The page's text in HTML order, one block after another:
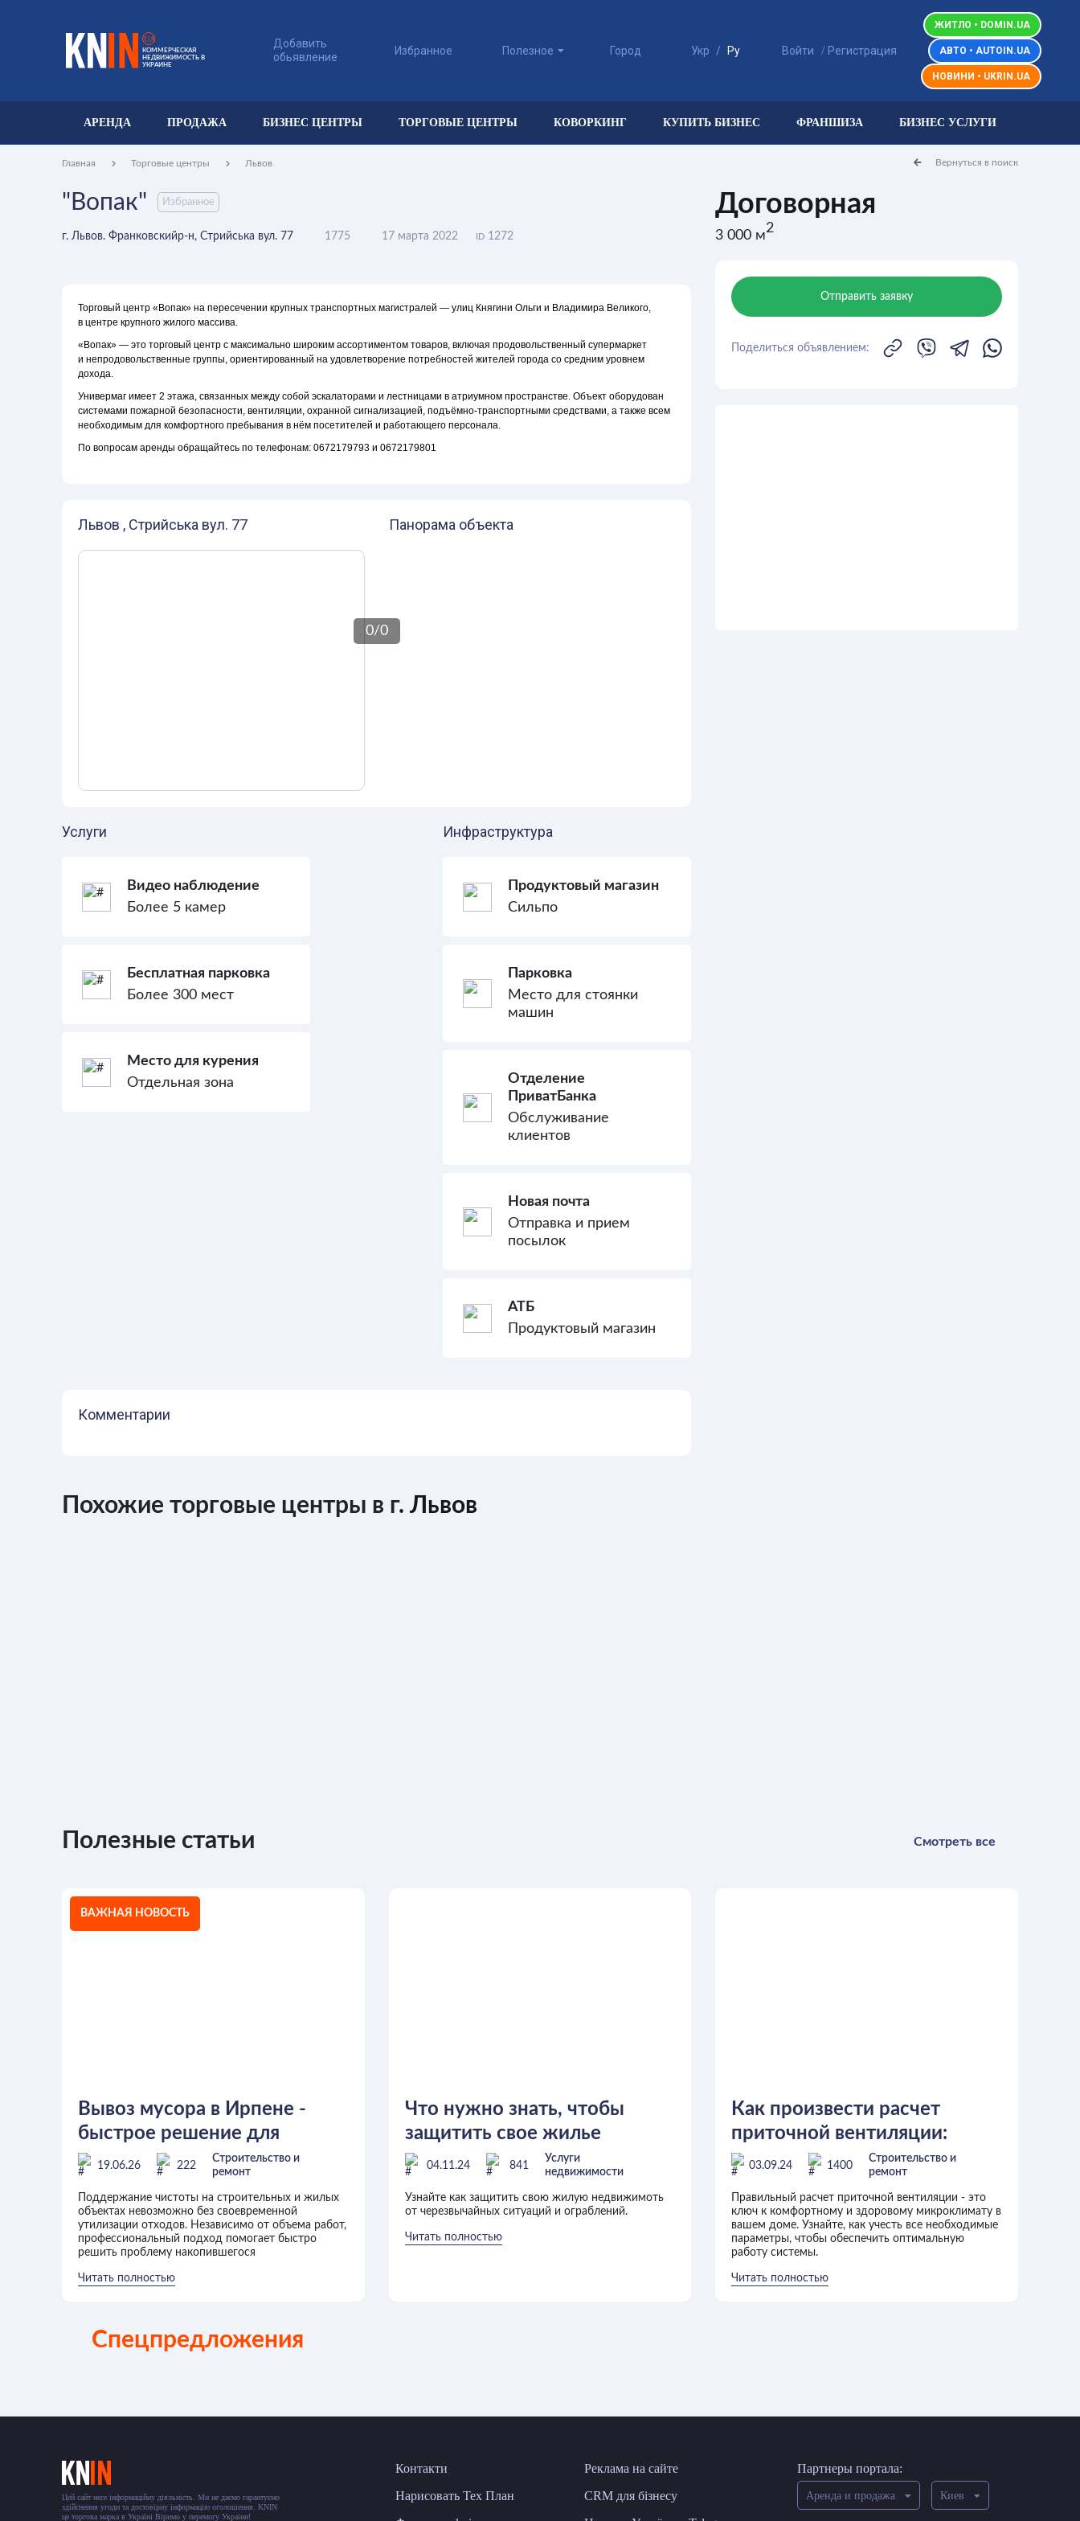
UA
КОММЕРЧЕСКАЯ
НЕДВИЖИМОСТЬ В
УКРАИНЕ
Добавить
обьявление
Избранное Полезное Город Укр / Ру Войти / Регистрация
ЖИТЛО • DOMIN.UA
АВТО • AUTOIN.UA
НОВИНИ • UKRIN.UA
АРЕНДА ПРОДАЖА БИЗНЕС ЦЕНТРЫ ТОРГОВЫЕ ЦЕНТРЫ КОВОРКИНГ КУПИТЬ БИЗНЕС ФРАНШИЗА БИЗНЕС УСЛУГИ
Главная Торговые центры Львов Вернуться в поиск
"Вопак" Избранное
г. Львов. Франковскийр-н, Стрийська вул. 77 1775 17 марта 2022 ID 1272
Договорная
3 000 м2
0/0
Торговый центр «Вопак» на пересечении крупных транспортных магистралей — улиц Княгини Ольги и Владимира Великого,
в центре крупного жилого массива.
«Вопак» — это торговый центр с максимально широким ассортиментом товаров, включая продовольственный супермаркет
и непродовольственные группы, ориентированный на удовлетворение потребностей жителей города со средним уровнем
дохода.
Универмаг имеет 2 этажа, связанных между собой эскалаторами и лестницами в атриумном пространстве. Объект оборудован
системами пожарной безопасности, вентиляции, охранной сигнализацией, подъёмно-транспортными средствами, а также всем
необходимым для комфортного пребывания в нём посетителей и работающего персонала.
По вопросам аренды обращайтесь по телефонам: 0672179793 и 0672179801
Львов , Стрийська вул. 77 Панорама объекта
Услуги
Видео наблюдение
Более 5 камер
Бесплатная парковка
Более 300 мест
Место для курения
Отдельная зона
Инфраструктура
Продуктовый магазин
Сильпо
Парковка
Место для стоянки
машин
Отделение
ПриватБанка
Обслуживание
клиентов
Новая почта
Отправка и прием
посылок
АТБ
Продуктовый магазин
Комментарии
Отправить заявку
Поделиться объявлением:
Похожие торговые центры в г. Львов
Полезные статьи Смотреть все
ВАЖНАЯ НОВОСТЬ
Вывоз мусора в Ирпене -
быстрое решение для
частных и коммерческих
объектов
19.06.26 222
Строительство и
ремонт
Поддержание чистоты на строительных и жилых
объектах невозможно без своевременной
утилизации отходов. Независимо от объема работ,
профессиональный подход помогает быстро
решить проблему накопившегося
Читать полностью
Что нужно знать, чтобы
защитить свое жилье
04.11.24 841
Услуги
недвижимости
Узнайте как защитить свою жилую недвижимоть
от черезвычайных ситуаций и ограблений.
Читать полностью
Как произвести расчет
приточной вентиляции:
основные правила,
требования и нормативы
03.09.24 1400
Строительство и
ремонт
Правильный расчет приточной вентиляции - это
ключ к комфортному и здоровому микроклимату в
вашем доме. Узнайте, как учесть все необходимые
параметры, чтобы обеспечить оптимальную
работу системы.
Читать полностью
Спецпредложения
Цей сайт несе інформаційну діяльність. Ми не даємо гарантуємо
здійснення угоди та достовірну інформацію оголошення. KNIN
це торгова марка в Україні Віримо у перемогу України!
Контакти
Реклама на сайте
Нарисовать Тех План
CRM для бізнесу
Партнеры портала:
Аренда и продажа Киев